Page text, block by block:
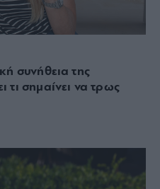
συνήθεια της
τι σημαίνει να τρως